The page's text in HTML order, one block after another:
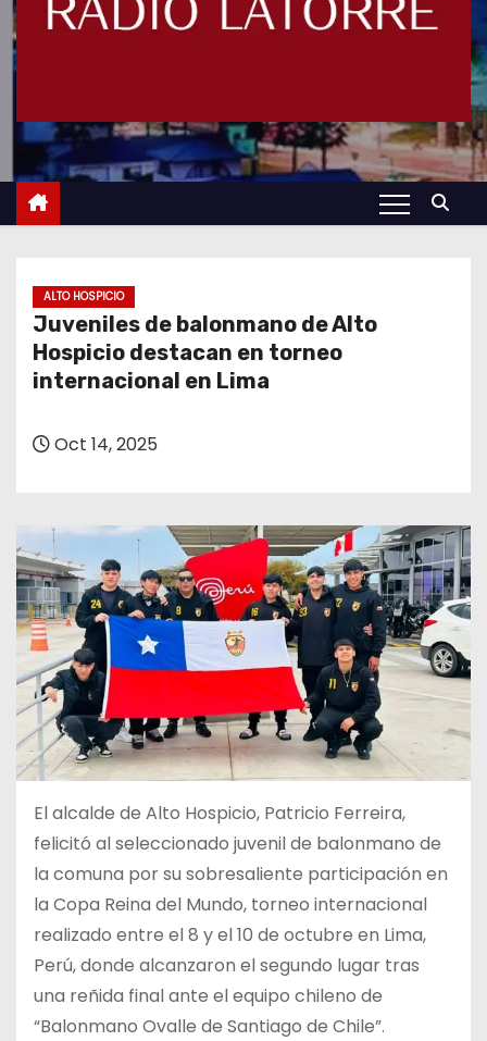
ALTO HOSPICIO
Juveniles de balonmano de Alto
Hospicio destacan en torneo
internacional en Lima
Oct 14, 2025
El alcalde de Alto Hospicio, Patricio Ferreira,
felicitó al seleccionado juvenil de balonmano de
la comuna por su sobresaliente participación en
la Copa Reina del Mundo, torneo internacional
realizado entre el 8 y el 10 de octubre en Lima,
Perú, donde alcanzaron el segundo lugar tras
una reñida final ante el equipo chileno de
“Balonmano Ovalle de Santiago de Chile”.